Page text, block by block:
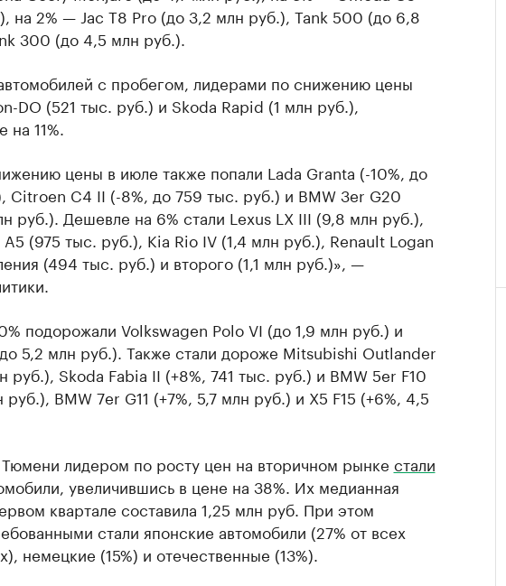
на 2% — Jac T8 Pro (до 3,2 млн руб.), Tank 500 (до 6,8
300 (до 4,5 млн руб.).
с пробегом, лидерами по снижению цены
DO (521 тыс. руб.) и Skoda Rapid (1 млн руб.),
11%.
цены в июле также попали Lada Granta (-10%, до
Citroen C4 II (-8%, до 759 тыс. руб.) и BMW 3er G20
руб.). Дешевле на 6% стали Lexus LX III (9,8 млн руб.),
(975 тыс. руб.), Kia Rio IV (1,4 млн руб.), Renault Logan
(494 тыс. руб.) и второго (1,1 млн руб.)», —
подорожали Volkswagen Polo VI (до 1,9 млн руб.) и
5,2 млн руб.). Также стали дороже Mitsubishi Outlander
руб.), Skoda Fabia II (+8%, 741 тыс. руб.) и BMW 5er F10
руб.), BMW 7er G11 (+7%, 5,7 млн руб.) и X5 F15 (+6%, 4,5
лидером по росту цен на вторичном рынке стали
увеличившись в цене на 38%. Их медианная
квартале составила 1,25 млн руб. При этом
стали японские автомобили (27% от всех
немецкие (15%) и отечественные (13%).